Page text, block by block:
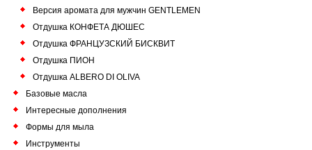
Версия аромата для мужчин GENTLEMEN
Отдушка КОНФЕТА ДЮШЕС
Отдушка ФРАНЦУЗСКИЙ БИСКВИТ
Отдушка ПИОН
Отдушка ALBERO DI OLIVA
Базовые масла
Интересные дополнения
Формы для мыла
Инструменты